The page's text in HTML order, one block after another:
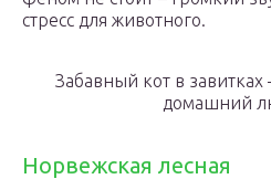
стресс для животного.
Забавный кот в
домашний
Норвежская лесная